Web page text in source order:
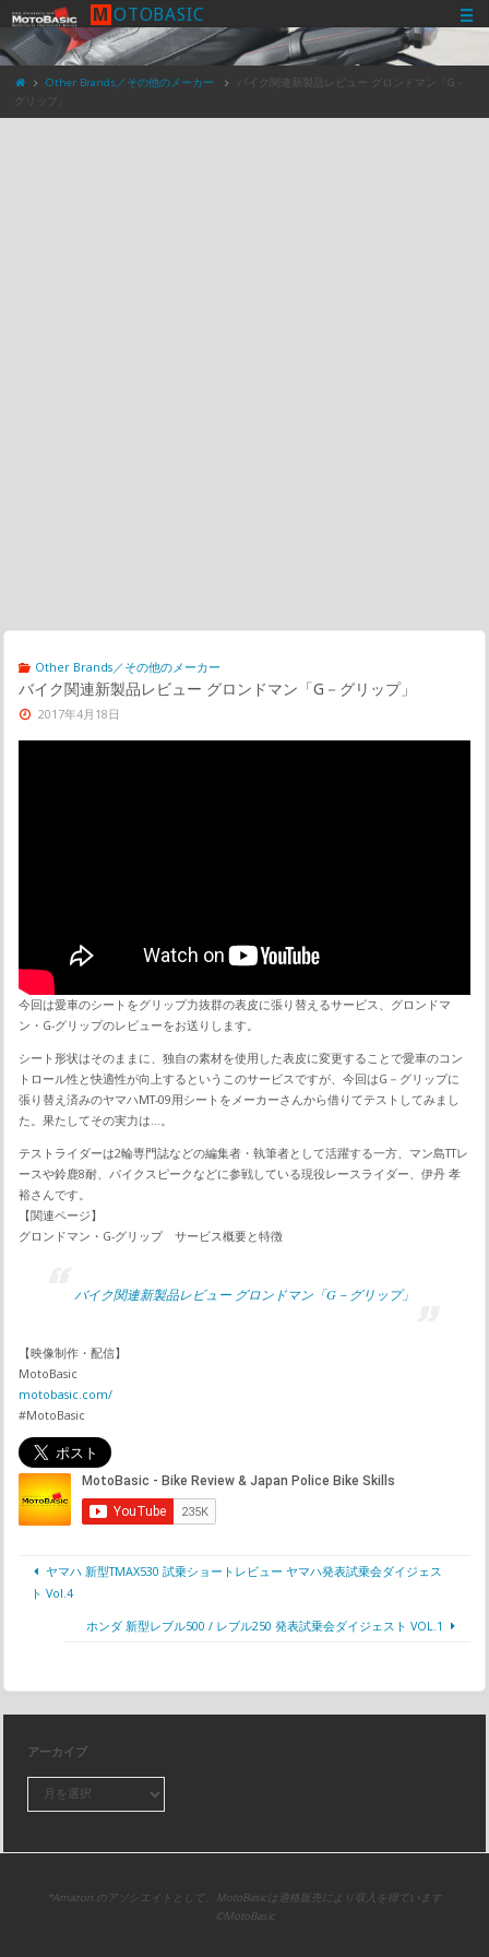
M OTOBASIC
Other Brands／その他のメーカー
バイク関連新製品レビュー グロンドマン「G－
グリップ」
Other Brands／その他のメーカー
バイク関連新製品レビュー グロンドマン「G－グリップ」
2017年4月18日
今回は愛車のシートをグリップ力抜群の表皮に張り替えるサービス、グロンドマ
ン・G-グリップのレビューをお送りします。
シート形状はそのままに、独自の素材を使用した表皮に変更することで愛車のコン
トロール性と快適性が向上するというこのサービスですが、今回はG－グリップに
張り替え済みのヤマハMT-09用シートをメーカーさんから借りてテストしてみまし
た。果たしてその実力は…。
テストライダーは2輪専門誌などの編集者・執筆者として活躍する一方、マン島TTレ
ースや鈴鹿8耐、パイクスピークなどに参戦している現役レースライダー、伊丹 孝
裕さんです。
【関連ページ】
グロンドマン・G-グリップ サービス概要と特徴
バイク関連新製品レビュー グロンドマン「G－グリップ」
【映像制作・配信】
MotoBasic
motobasic.com/
#MotoBasic
ヤマハ 新型TMAX530 試乗ショートレビュー ヤマハ発表試乗会ダイジェス
ト Vol.4
ホンダ 新型レブル500 / レブル250 発表試乗会ダイジェスト VOL.1
アーカイブ
*Amazon のアソシエイトとして、MotoBasicは適格販売により収入を得ています
©MotoBasic